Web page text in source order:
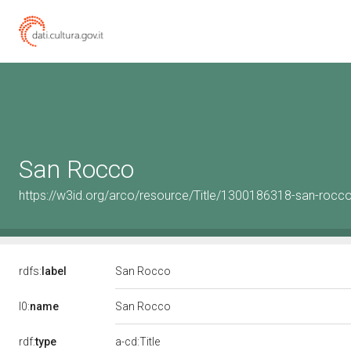
San Rocco
https://w3id.org/arco/resource/Title/1300186318-san-
rdfs: label San Rocco
l0:name San Rocco
rdf:type a-cd:Title